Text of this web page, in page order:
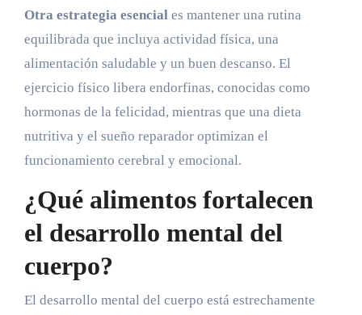
Otra estrategia esenciales mantener una rutina
equilibrada que incluya actividad física, una
alimentación saludable y un buen descanso. El
ejercicio físico libera endorfinas, conocidas como
hormonas de la felicidad, mientras que una dieta
nutritiva y el sueño reparador optimizan el
funcionamiento cerebral y emocional.
¿Qué alimentos fortalecen
el desarrollo mental del
cuerpo?
El desarrollo mental del cuerpo está estrechamente